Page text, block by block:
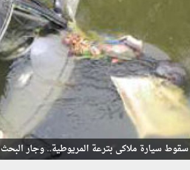
سقوط سيارة ملاكى بترعة المريوطية.. وجار